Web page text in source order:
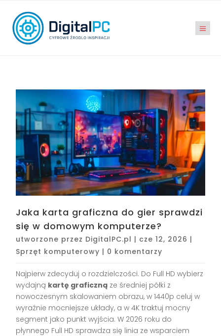
Jaka karta graficzna do gier sprawdzi
się w domowym komputerze?
utworzone przez DigitalPC.pl | cze 12, 2026 |
Sprzęt komputerowy | 0 komentarzy
Najpierw zdecyduj o rozdzielczości. Do Full HD wybierz
wydajną kartę graficzną ze średniej półki z
nowoczesnym skalowaniem obrazu, w 1440p celuj w
wyraźnie mocniejsze układy, a w 4K traktuj mocny
segment jako punkt wyjścia. W 2026 roku do
płynnego Full HD sprawdza się linia ze wsparciem